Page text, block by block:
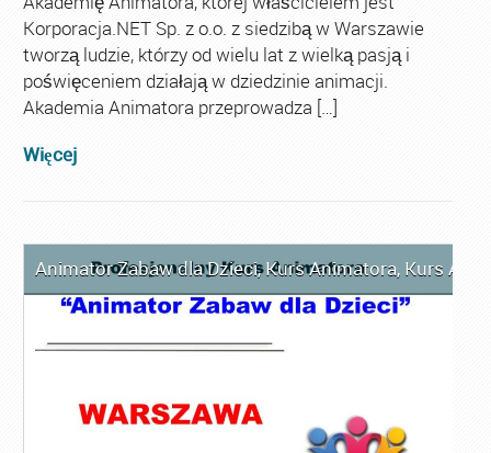
Korporacja.NET Sp. z o.o. z siedzibą w Warszawie
tworzą ludzie, którzy od wielu lat z wielką pasją i
poświęceniem działają w dziedzinie animacji.
Akademia Animatora przeprowadza […]
Więcej
Animator Zabaw dla Dzieci,Kurs Animatora, Kurs